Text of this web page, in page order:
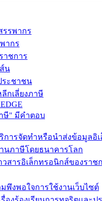
รรพากร
ากร
าชการ
น
ระชาชน
ลีกเลี่ยงภาษี
ษี" มีคำตอบ
การจัดทำหรือนำส่งข้อมูลอิ
นภาษีโดยธนาคารโลก
สารอิเล็กทรอนิกส์ของราช
พึงพอใจการใช้งานเว็บไซต์